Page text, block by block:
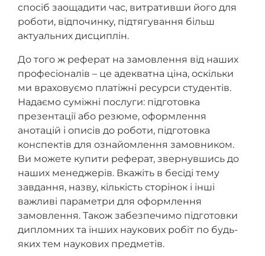
спосіб заощадити час, витративши його для
роботи, відпочинку, підтягування більш
актуальних дисциплін.
До того ж реферат на замовлення від наших
професіоналів – це адекватна ціна, оскільки
ми враховуємо платіжні ресурси студентів.
Надаємо суміжні послуги: підготовка
презентації або резюме, оформлення
анотацій і описів до роботи, підготовка
конспектів для ознайомлення замовником.
Ви можете купити реферат, звернувшись до
наших менеджерів. Вкажіть в бесіді тему
завдання, назву, кількість сторінок і інші
важливі параметри для оформлення
замовлення. Також забезпечимо підготовки
дипломних та інших наукових робіт по будь-
яких тем наукових предметів.